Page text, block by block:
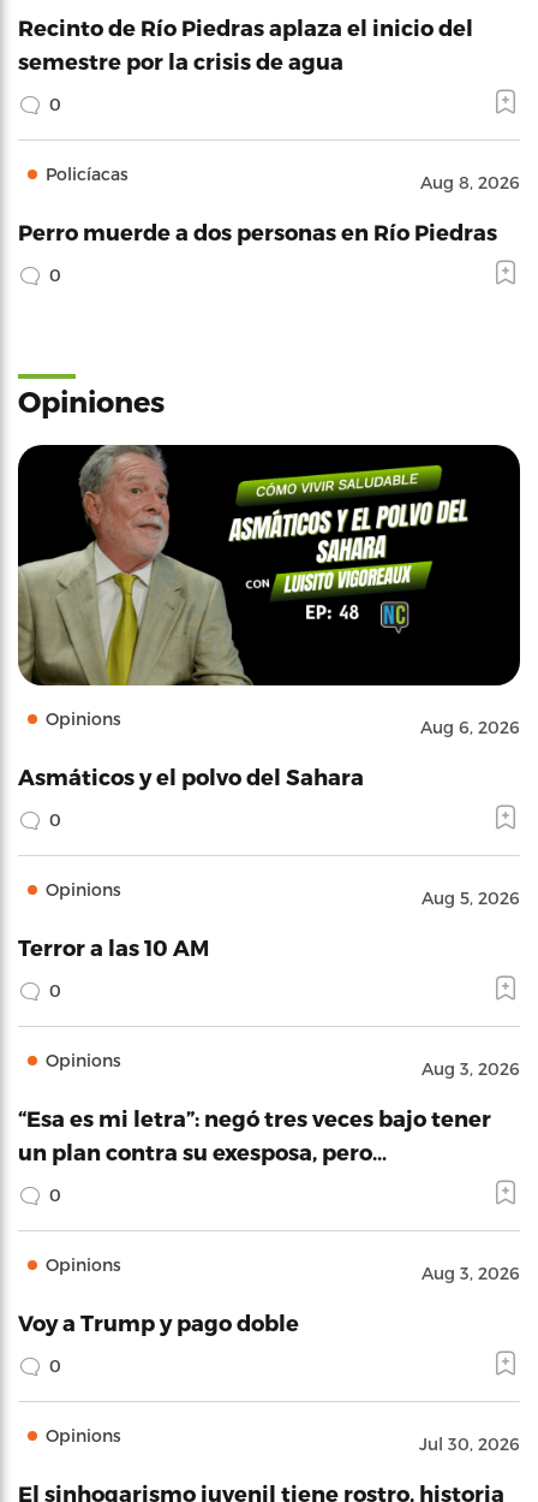
Recinto de Río Piedras aplaza el inicio del
semestre por la crisis de agua
0
Policíacas Aug 8, 2026
Perro muerde a dos personas en Río Piedras
0
Opiniones
Opinions Aug 6, 2026
Asmáticos y el polvo del Sahara
0
Opinions Aug 5, 2026
Terror a las 10 AM
0
Opinions Aug 3, 2026
“Esa es mi letra”: negó tres veces bajo tener
un plan contra su exesposa, pero…
0
Opinions Aug 3, 2026
Voy a Trump y pago doble
0
Opinions Jul 30, 2026
El sinhogarismo juvenil tiene rostro, historia